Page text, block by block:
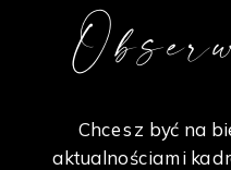
Chcesz być na
aktualnościami